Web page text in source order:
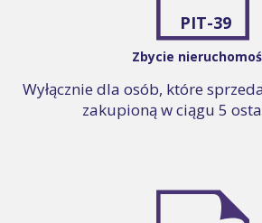
PIT-39
Zbycie
Wyłącznie dla osób, które
zakupioną w ciągu 5